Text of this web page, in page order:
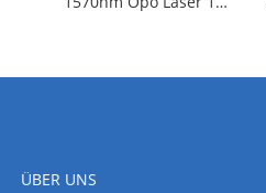
ÜBER UNS